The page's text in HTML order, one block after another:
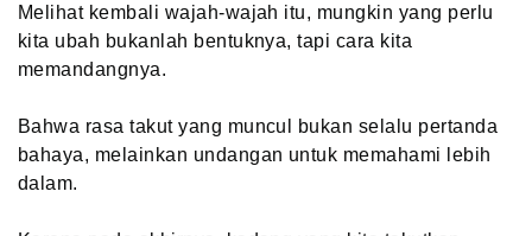
Melihat kembali wajah-wajah itu, mungkin yang perlu
kita ubah bukanlah bentuknya, tapi cara kita
memandangnya.
Bahwa rasa takut yang muncul bukan selalu pertanda
bahaya, melainkan undangan untuk memahami lebih
dalam.